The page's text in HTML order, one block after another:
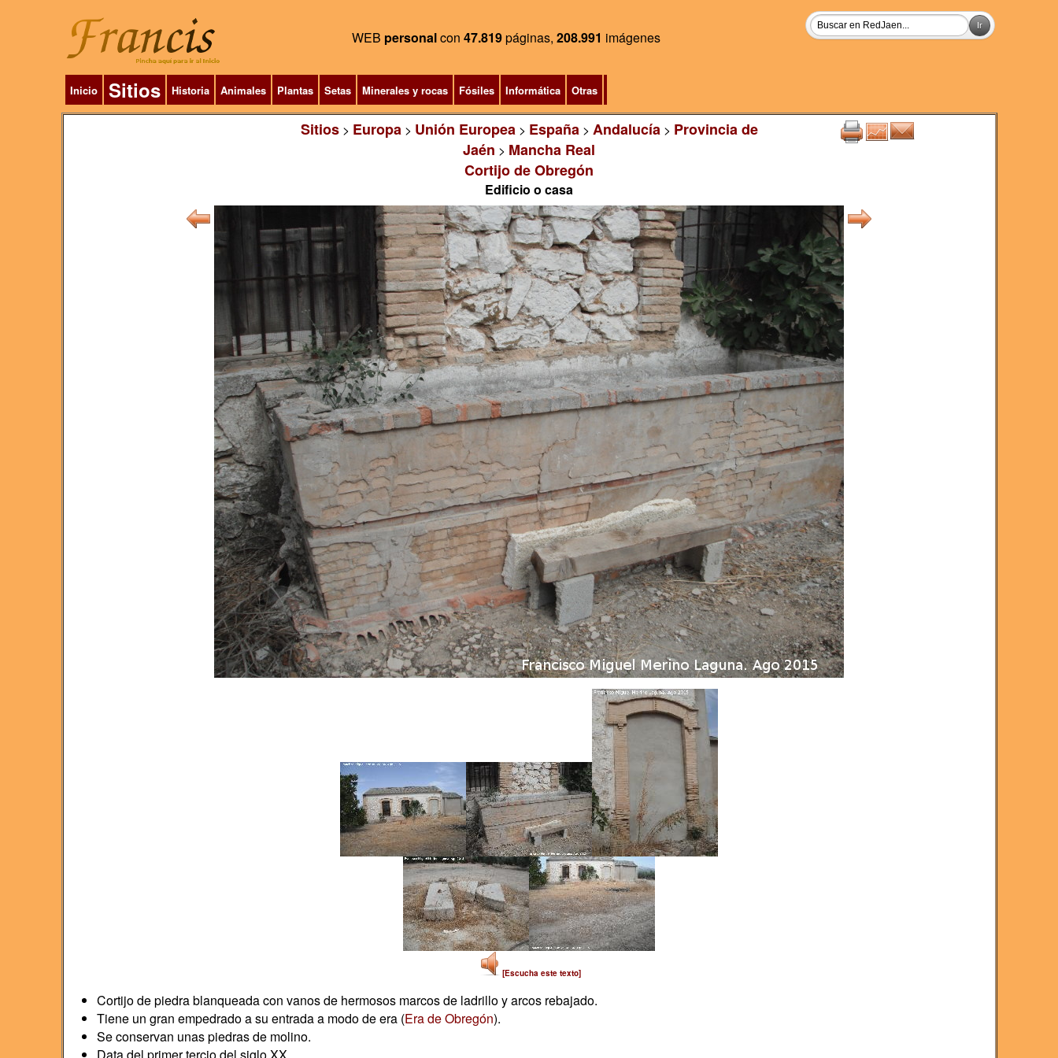
WEB personalcon 47.819páginas, 208.991 imágenes
Inicio Sitios Historia Animales Plantas Setas Minerales y rocas Fósiles Informática Otras
Sitios> Europa> Unión Europea> España> Andalucía> Provincia de
Jaén > Mancha Real
Cortijo de Obregón
Edificio o casa
[Escucha este texto]
Cortijo de piedra blanqueada con vanos de hermosos marcos de ladrillo y arcos rebajado.
Tiene un gran empedrado a su entrada a modo de era (Era de Obregón).
Se conservan unas piedras de molino.